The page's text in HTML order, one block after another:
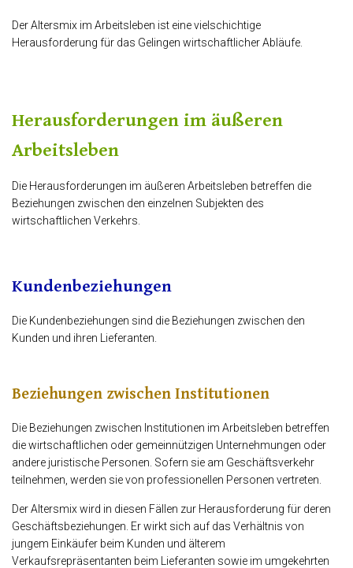
Der Altersmix im Arbeitsleben ist eine vielschichtige
Herausforderung für das Gelingen wirtschaftlicher Abläufe.
Herausforderungen im äußeren
Arbeitsleben
Die Herausforderungen im äußeren Arbeitsleben betreffen die
Beziehungen zwischen den einzelnen Subjekten des
wirtschaftlichen Verkehrs.
Kundenbeziehungen
Die Kundenbeziehungen sind die Beziehungen zwischen den
Kunden und ihren Lieferanten.
Beziehungen zwischen Institutionen
Die Beziehungen zwischen Institutionen im Arbeitsleben betreffen
die wirtschaftlichen oder gemeinnützigen Unternehmungen oder
andere juristische Personen. Sofern sie am Geschäftsverkehr
teilnehmen, werden sie von professionellen Personen vertreten.
Der Altersmix wird in diesen Fällen zur Herausforderung für deren
Geschäftsbeziehungen. Er wirkt sich auf das Verhältnis von
jungem Einkäufer beim Kunden und älterem
Verkaufsrepräsentanten beim Lieferanten sowie im umgekehrten